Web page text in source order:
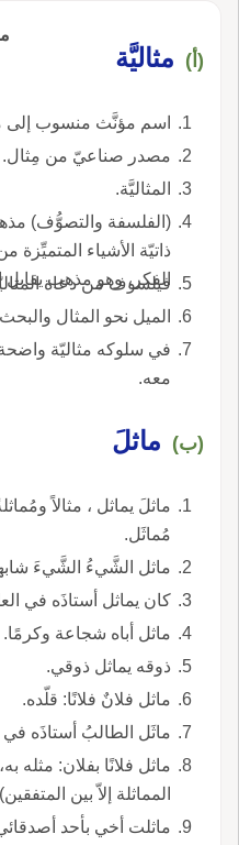
(أ) مثاليَّة
اسم مؤنَّث منسوب إلى
مصدر صناعيّ من مِثال.
المثاليَّة.
(الفلسفة والتصوُّف)
ذاتيّة الأشياء المتميِّزة
الفكر، وهو مذهب يقابل
فيلسوف من دعاة
الميل نحو المثال
في سلوكه مثاليّة
معه.
(ب) ماثلَ
ماثلَ يماثل ، مثالاً
مُماثَل.
ماثل الشَّيءُ الشَّيءَ
كان يماثل أستاذَه في
ماثل أباه شجاعة وكرمًا.
ذوقه يماثل ذوقي.
ماثل فلانٌ فلانًا: قلّده.
ماثَل الطالبُ أستاذَه
ماثل فلانًا بفلان: مثله
المماثلة إلاّ بين
ماثلت أخي بأحد